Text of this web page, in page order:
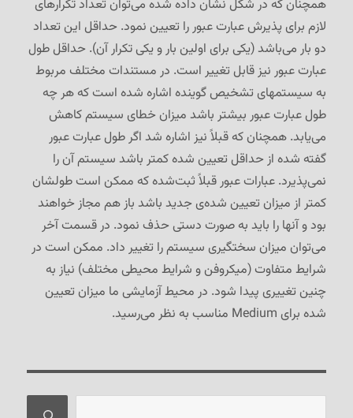
همچنان که در شکل نشان داده شده می‌توان تعداد تکرارهای
لازم برای پذیرش عبارت عبور را تعیین نمود. حداقل این تعداد
دو بار می‌باشد (یکی برای اولین بار و یکی تکرار آن). حداقل طول
عبارت عبور نیز قابل تغییر است. در مستندات مختلف مربوط
به سیستمهای تشخیص گوینده اشاره شده است که هر چه
طول عبارت عبور بیشتر باشد میزان خطای سیستم کاهش
می‌یابد. همچنان که قبلاً نیز اشاره شد اگر طول عبارت عبور
گفته شده از حداقل تعیین شده کمتر باشد سیستم آن را
نمی‌پذیرد. عبارات عبور قبلاً ثبت‌شده که ممکن است طولشان
کمتر از میزان تعیین شده‌ی جدید باشد باز هم مجاز خواهند
بود و آنها را باید به صورت دستی حذف نمود. در قسمت آخر
می‌توان میزان سختگیری سیستم را تغییر داد. ممکن است در
شرایط متفاوت (میکروفن و شرایط محیطی مختلف) نیاز به
چنین تغییری پیدا شود. در محیط آزمایشی ما میزان تعیین
شده برای Medium مناسب به نظر می‌رسید.